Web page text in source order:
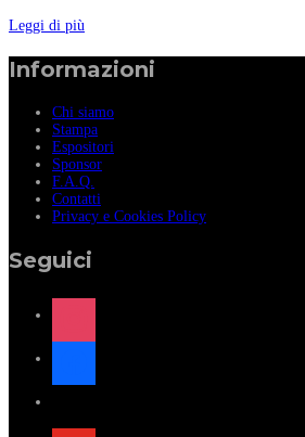
Leggi di più
Informazioni
Chi siamo
Stampa
Espositori
Sponsor
F.A.Q.
Contatti
Privacy e Cookies Policy
Seguici
instagram
facebook
x
youtube